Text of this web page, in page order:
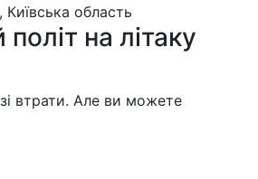
область
на літаку
втрати. Але ви можете